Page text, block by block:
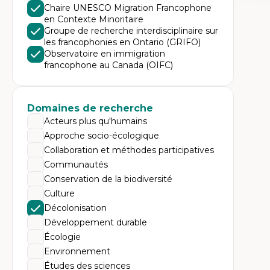
Chaire UNESCO Migration Francophone
en Contexte Minoritaire
Groupe de recherche interdisciplinaire sur
les francophonies en Ontario (GRIFO)
Observatoire en immigration
francophone au Canada (OIFC)
Domaines de recherche
Acteurs plus qu'humains
Approche socio-écologique
Collaboration et méthodes participatives
Communautés
Conservation de la biodiversité
Culture
Décolonisation
Développement durable
Écologie
Environnement
Études des sciences